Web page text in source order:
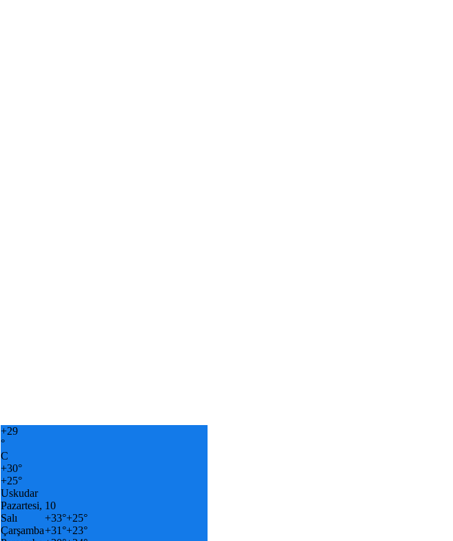
+29
°
C
+30°
+25°
Uskudar
Pazartesi, 10
Salı
+33°+25°
Çarşamba+31°+23°